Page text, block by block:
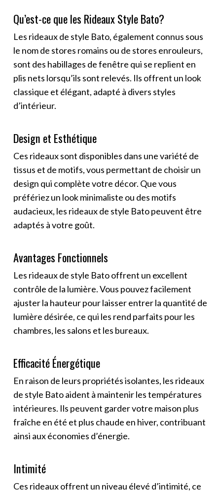
Qu’est-ce que les Rideaux Style Bato?
Les rideaux de style Bato, également connus sous
le nom de stores romains ou de stores enrouleurs,
sont des habillages de fenêtre qui se replient en
plis nets lorsqu’ils sont relevés. Ils offrent un look
classique et élégant, adapté à divers styles
d’intérieur.
Design et Esthétique
Ces rideaux sont disponibles dans une variété de
tissus et de motifs, vous permettant de choisir un
design qui complète votre décor. Que vous
préfériez un look minimaliste ou des motifs
audacieux, les rideaux de style Bato peuvent être
adaptés à votre goût.
Avantages Fonctionnels
Les rideaux de style Bato offrent un excellent
contrôle de la lumière. Vous pouvez facilement
ajuster la hauteur pour laisser entrer la quantité de
lumière désirée, ce qui les rend parfaits pour les
chambres, les salons et les bureaux.
Efficacité Énergétique
En raison de leurs propriétés isolantes, les rideaux
de style Bato aident à maintenir les températures
intérieures. Ils peuvent garder votre maison plus
fraîche en été et plus chaude en hiver, contribuant
ainsi aux économies d’énergie.
Intimité
Ces rideaux offrent un niveau élevé d’intimité, ce